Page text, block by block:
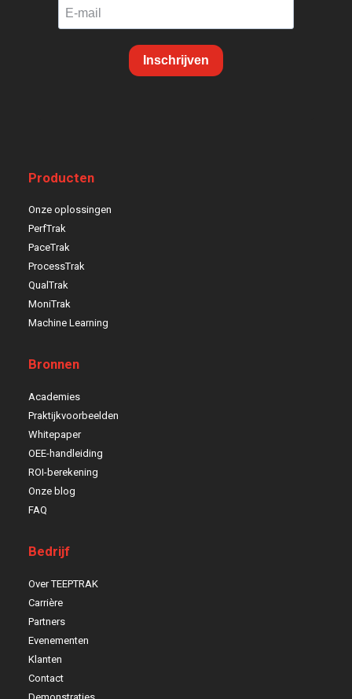
Inschrijven
Producten
Onze oplossingen
PerfTrak
PaceTrak
ProcessTrak
QualTrak
MoniTrak
Machine Learning
Bronnen
Academies
Praktijkvoorbeelden
Whitepaper
OEE-handleiding
ROI-berekening
Onze blog
FAQ
Bedrijf
Over TEEPTRAK
Carrière
Partners
Evenementen
Klanten
Contact